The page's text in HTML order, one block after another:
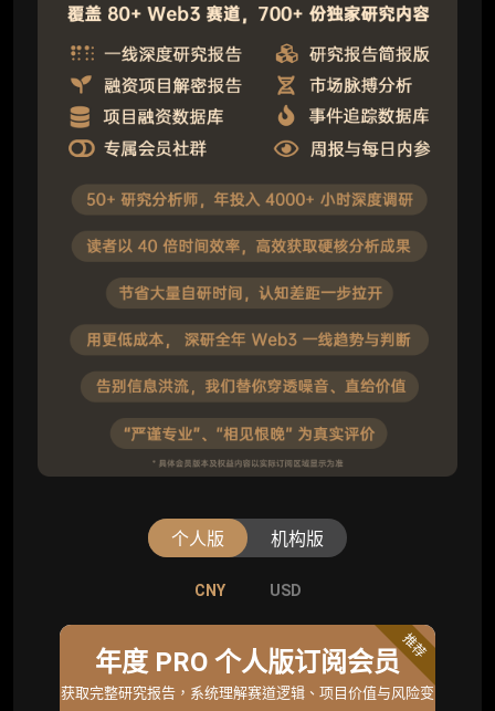
个人版 机构版
CNY USD
年度 PRO 个人版订阅会员
获取完整研究报告，系统理解赛道逻辑、项目价值与风险变
推荐
CNY USD
机构标准年度服务会员
获取机构级研究与基础服务
标准版